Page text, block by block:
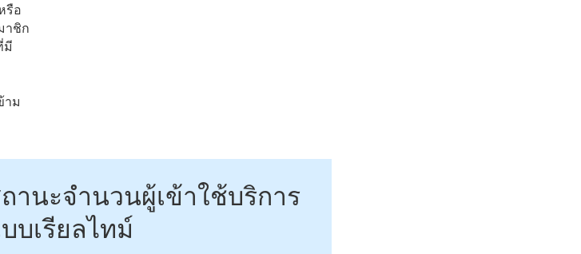
รือ
าชิก
มี
าม
านะจำนวนผู้เข้าใช้บริการ
บเรียลไทม์